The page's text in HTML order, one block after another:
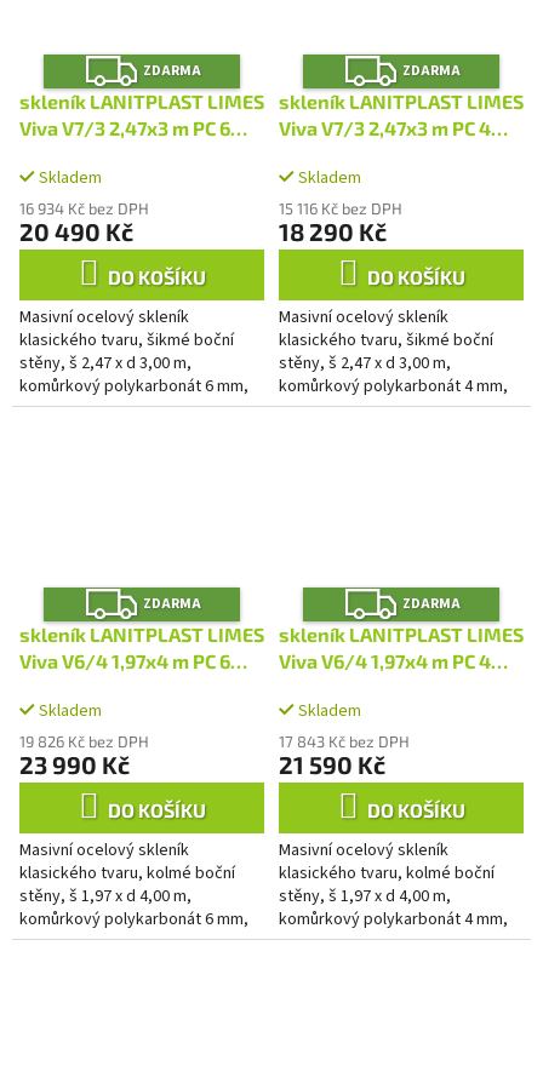
Z
D
A
R
M
A
ZDARMA
skleník LANITPLAST LIMES
Viva V7/3 2,47x3 m PC 6
Skladem
16 934 Kč bez DPH
20 490 Kč
DO KOŠÍKU
Masivní ocelový skleník
klasického tvaru, šikmé boční
stěny, š 2,47 x d 3,00 m,
komůrkový polykarbonát 6 mm,
1x střešní okno, plocha 7,41 m2.
Z
D
A
R
M
A
ZDARMA
skleník LANITPLAST LIMES
Viva V7/3 2,47x3 m PC 4
Skladem
15 116 Kč bez DPH
18 290 Kč
DO KOŠÍKU
Masivní ocelový skleník
klasického tvaru, šikmé boční
stěny, š 2,47 x d 3,00 m,
komůrkový polykarbonát 4 mm,
1x střešní okno, plocha 7,41 m2.
Z
D
A
R
M
ZDARMA
skleník LANITPLAST LIMES
Viva V6/4 1,97x4 m PC 6
Skladem
19 826 Kč bez DPH
23 990 Kč
DO KOŠÍKU
Masivní ocelový skleník
klasického tvaru, kolmé boční
stěny, š 1,97 x d 4,00 m,
komůrkový polykarbonát 6 mm,
3x střešní okno, plocha 7,88 m2.
Z
D
A
R
M
ZDARMA
skleník LANITPLAST LIMES
Viva V6/4 1,97x4 m PC 4
Skladem
17 843 Kč bez DPH
21 590 Kč
DO KOŠÍKU
Masivní ocelový skleník
klasického tvaru, kolmé boční
stěny, š 1,97 x d 4,00 m,
komůrkový polykarbonát 4 mm,
3x střešní okno, plocha 7,88 m2.